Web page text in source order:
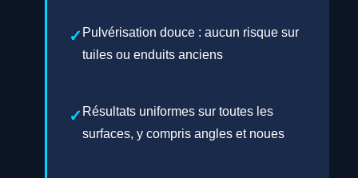
Pulvérisation douce : aucun risque sur
tuiles ou enduits anciens
Résultats uniformes sur toutes les
surfaces, y compris angles et noues